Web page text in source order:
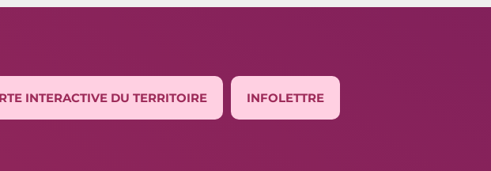
INTERACTIVE DU TERRITOIRE INFOLETTRE